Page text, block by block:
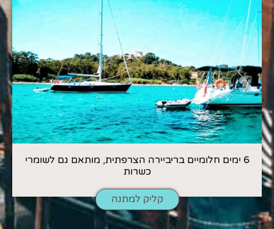
6 ימים חלומיים בריביירה הצרפתית, מותאם גם לשומרי
כשרות
קליק למתנה